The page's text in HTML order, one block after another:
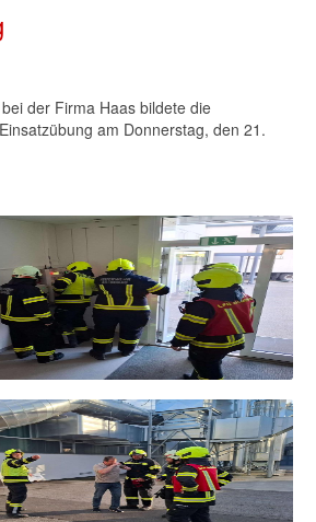
der Firma Haas bildete die
am Donnerstag, den 21.